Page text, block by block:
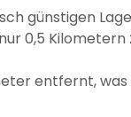
günstigen
0,5
entfernt,